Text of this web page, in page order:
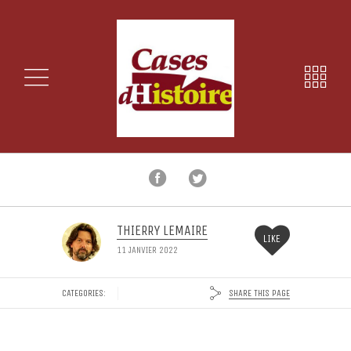
THIERRY LEMAIRE
11 JANVIER 2022
LIKE
CATEGORIES: SHARE THIS PAGE